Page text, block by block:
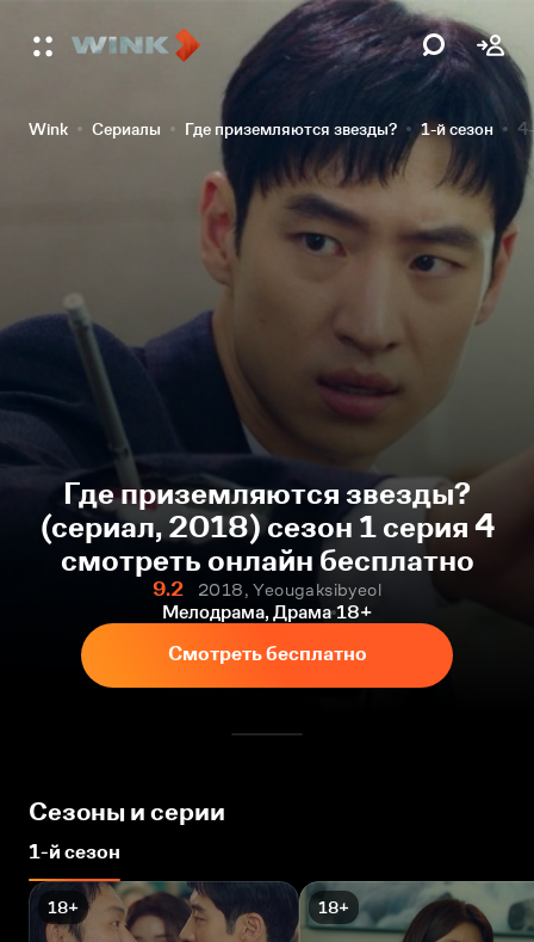
Wink Сериалы Где приземляются звезды? 1-й сезон
Где приземляются звезды?
(сериал, 2018) сезон 1 серия 4
смотреть онлайн бесплатно
9.2
2018, Yeougaksibyeol
Мелодрама, Драма 18+
Смотреть бесплатно
Сезоны и серии
1-й сезон
18+ 18+